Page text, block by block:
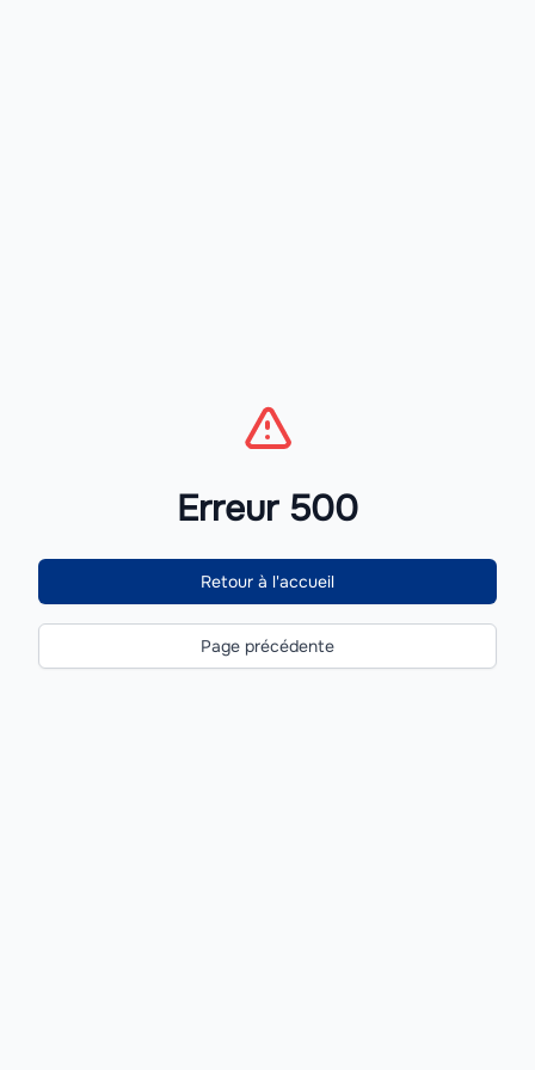
Erreur 500
Retour à l'accueil
Page précédente